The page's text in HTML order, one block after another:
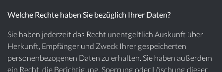
Welche Rechte haben Sie bezüglich Ihrer Daten?
Sie haben jederzeit das Recht unentgeltlich Auskunft über
Herkunft, Empfänger und Zweck Ihrer gespeicherten
personenbezogenen Daten zu erhalten. Sie haben außerdem
ein Recht, die Berichtigung, Sperrung oder Löschung dieser